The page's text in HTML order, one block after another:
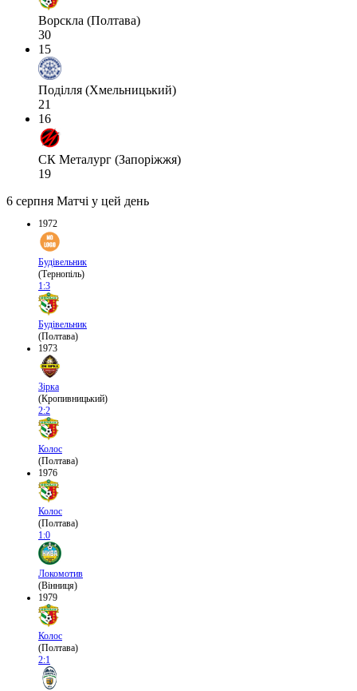
Ворскла (Полтава)
30
15
Поділля (Хмельницький)
21
16
СК Металург (Запоріжжя)
19
6 серпня Матчі у цей день
1972
Будівельник
(Тернопіль)
1:3
Будівельник
(Полтава)
1973
Зірка
(Кропивницький)
2:2
Колос
(Полтава)
1976
Колос
(Полтава)
1:0
Локомотив
(Вінниця)
1979
Колос
(Полтава)
2:1